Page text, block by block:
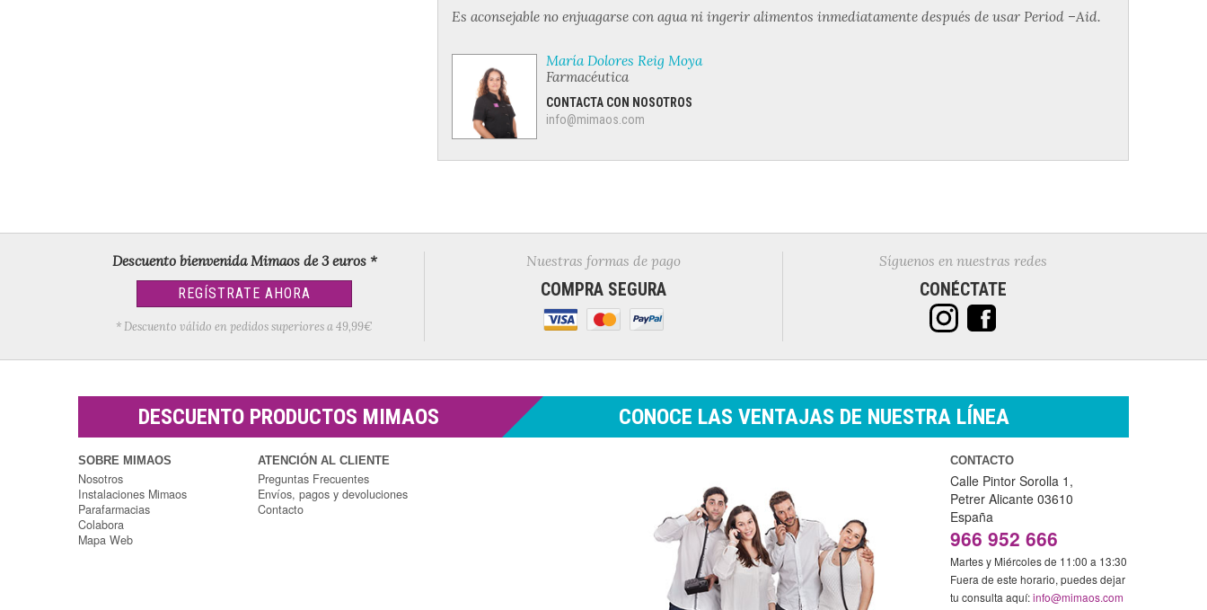
Es aconsejable no enjuagarse con agua ni ingerir alimentos inmediatamente después de usar Period –Aid.
María Dolores Reig Moya
Farmacéutica
CONTACTA CON NOSOTROS
info@mimaos.com
Descuento bienvenida Mimaos de 3 euros *
REGÍSTRATE AHORA
* Descuento válido en pedidos superiores a 49,99€
Nuestras formas de pago
COMPRA SEGURA
Síguenos en nuestras redes
CONÉCTATE
DESCUENTO PRODUCTOS MIMAOS CONOCE LAS VENTAJAS DE NUESTRA LÍNEA
SOBRE MIMAOS
Nosotros
Instalaciones Mimaos
Parafarmacias
Colabora
Mapa Web
ATENCIÓN AL CLIENTE
Preguntas Frecuentes
Envíos, pagos y devoluciones
Contacto
CONTACTO
Calle Pintor Sorolla 1,
Petrer Alicante 03610
España
966 952 666
Martes y Miércoles de 11:00 a 13:30
Fuera de este horario, puedes dejar
tu consulta aquí:info@mimaos.com